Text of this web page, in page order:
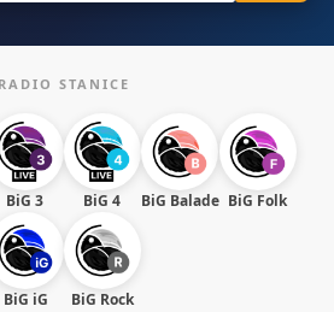
RADIO STANICE
BiG 3 BiG 4 BiG Balade BiG Folk
BiG iG BiG Rock